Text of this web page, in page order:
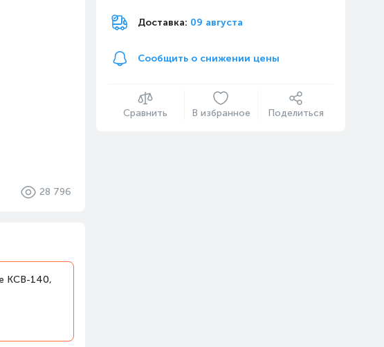
28 796
Доставка: 09 августа
Сообщить о снижении цены
Сравнить В избранное Поделиться
KCB-140,